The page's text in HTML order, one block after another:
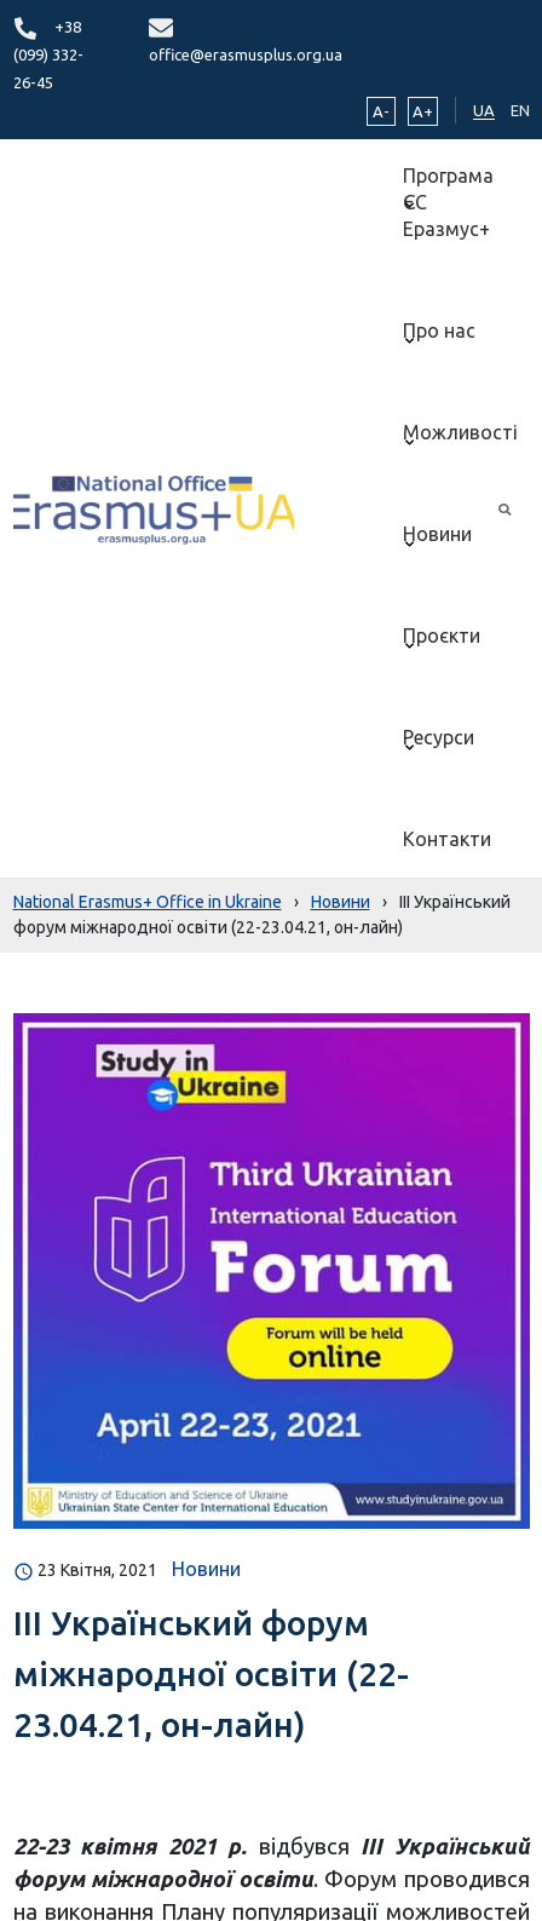
+38
(099) 332-
26-45
office@erasmusplus.org.ua
A- A+ UA EN
Програма
ЄС
Еразмус+
Про нас
Можливості
Новини
Проєкти
Ресурси
Контакти
National Erasmus+ Office in Ukraine › Новини ›
III Український
форум міжнародної освіти (22-23.04.21, он-лайн)
23 Квітня, 2021 Новини
III Український форум
міжнародної освіти (22-
23.04.21, он-лайн)
22-23 квітня 2021 р. відбувся III Український
форум міжнародної освіти. Форум проводився
на виконання Плану популяризації можливостей